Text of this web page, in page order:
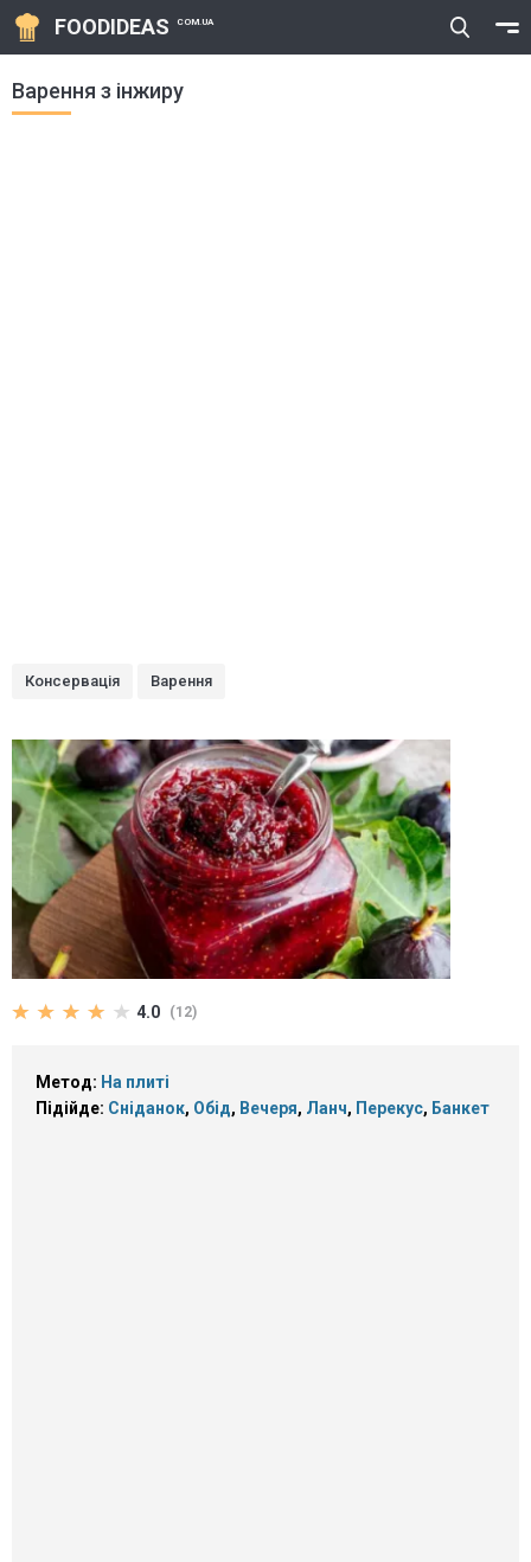
FOODIDEAS COM.UA
Варення з інжиру
Консервація Варення
4.0 (12)
Метод: На плиті
Підійде: Сніданок, Обід, Вечеря, Ланч, Перекус, Банкет